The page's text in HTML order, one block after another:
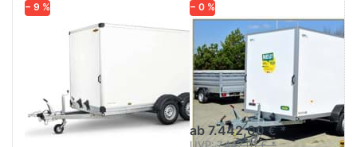
− 9 %
HUMBAUR
PurFerro
Kofferanhänger
Sandwichaufbau Tandem
− 0 %
UNSINN
UKU 361719-26-
14
Kofferanhänger Tandem-
Tieflader
ab 7.442,00 € *